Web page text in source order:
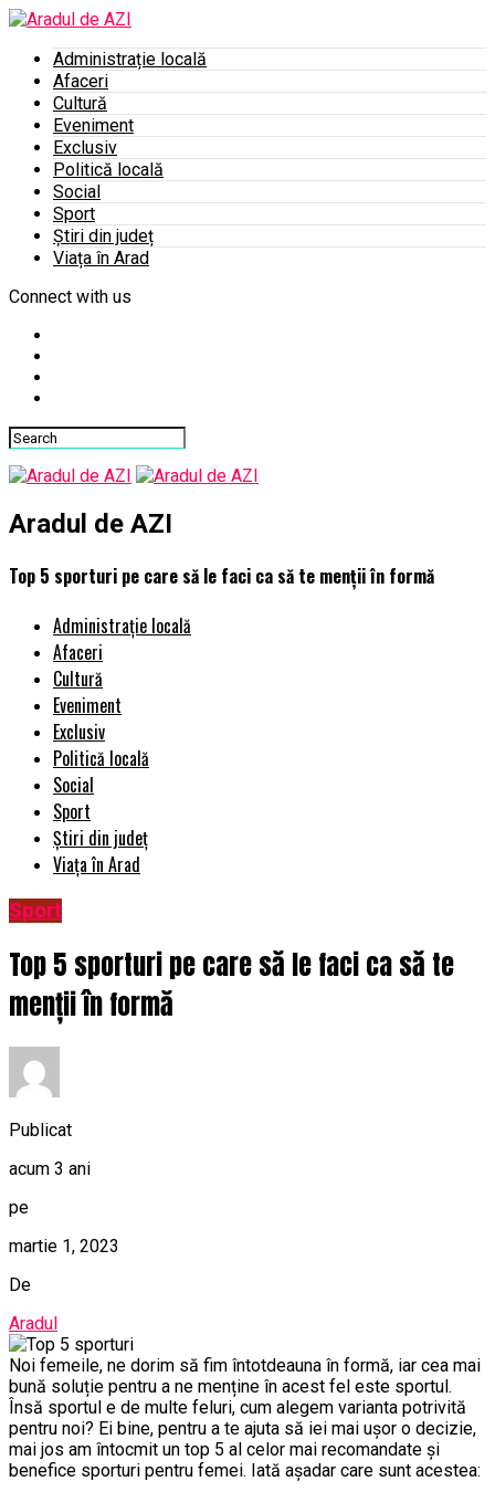
Administrație locală
Afaceri
Cultură
Eveniment
Exclusiv
Politică locală
Social
Sport
Știri din județ
Viața în Arad
Connect with us
Aradul de AZI
Top 5 sporturi pe care să le faci ca să te menții în formă
Administrație locală
Afaceri
Cultură
Eveniment
Exclusiv
Politică locală
Social
Sport
Știri din județ
Viața în Arad
Sport
Top 5 sporturi pe care să le faci ca să te
menții în formă
Publicat
acum 3 ani
pe
martie 1, 2023
De
Aradul
Noi femeile, ne dorim să fim întotdeauna în formă, iar cea mai
bună soluție pentru a ne menține în acest fel este sportul.
Însă sportul e de multe feluri, cum alegem varianta potrivită
pentru noi? Ei bine, pentru a te ajuta să iei mai ușor o decizie,
mai jos am întocmit un top 5 al celor mai recomandate și
benefice sporturi pentru femei. Iată așadar care sunt acestea: